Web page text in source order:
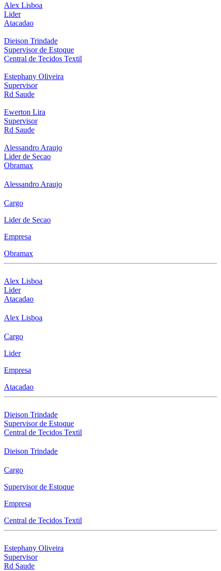
Alex Lisboa
Lider
Atacadao
Dieison Trindade
Supervisor de Estoque
Central de Tecidos Textil
Estephany Oliveira
Supervisor
Rd Saude
Ewerton Lira
Supervisor
Rd Saude
Alessandro Araujo
Lider de Secao
Obramax
Alessandro Araujo
Cargo
Lider de Secao
Empresa
Obramax
Alex Lisboa
Lider
Atacadao
Alex Lisboa
Cargo
Lider
Empresa
Atacadao
Dieison Trindade
Supervisor de Estoque
Central de Tecidos Textil
Dieison Trindade
Cargo
Supervisor de Estoque
Empresa
Central de Tecidos Textil
Estephany Oliveira
Supervisor
Rd Saude